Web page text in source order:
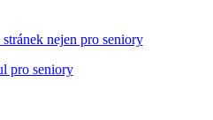
nejen pro seniory